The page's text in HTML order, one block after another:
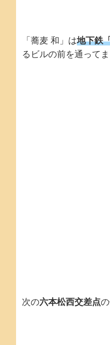
「蕎麦 和」は地下鉄
るビルの前を通って
次の六本松西交差点